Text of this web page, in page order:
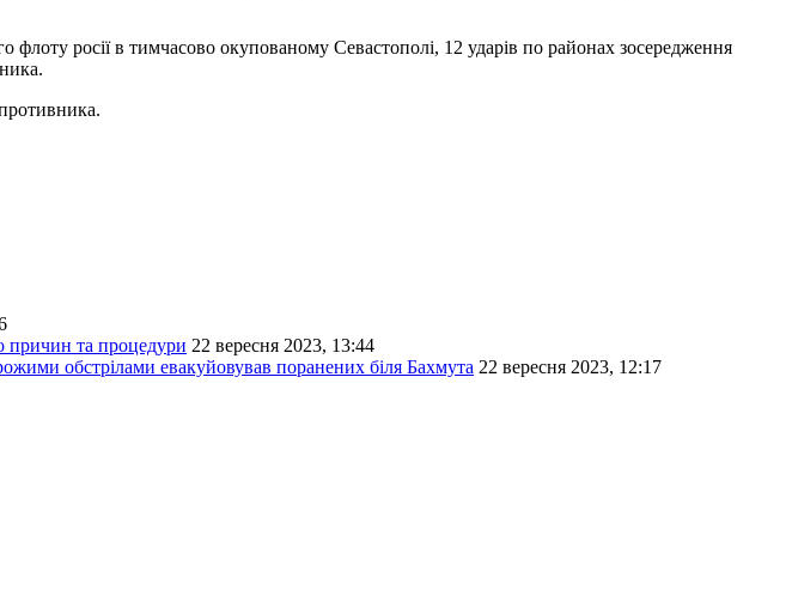
росії в тимчасово окупованому Севастополі, 12 ударів по районах зосередження
причин та процедури 22 вересня 2023, 13:44
обстрілами евакуйовував поранених біля Бахмута 22 вересня 2023, 12:17